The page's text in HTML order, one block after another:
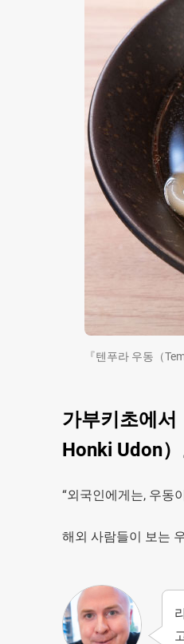
『텐푸라 우동（
가부키초에서
Honki Udon
“외국인에게는, 우동
해외 사람들이 보는